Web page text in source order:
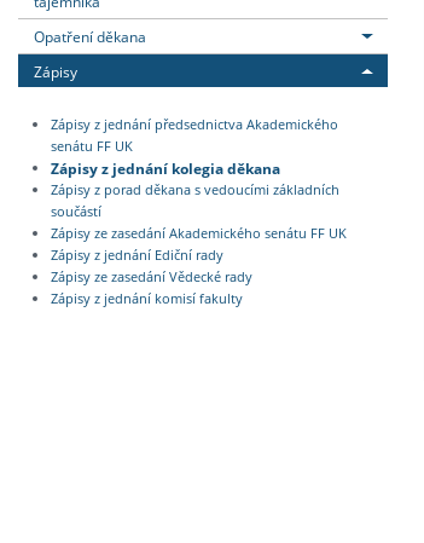
Opatření děkana
Zápisy
Zápisy z jednání předsednictva Akademického
senátu FF UK
Zápisy z jednání kolegia děkana
Zápisy z porad děkana s vedoucími základních
součástí
Zápisy ze zasedání Akademického senátu FF UK
Zápisy z jednání Ediční rady
Zápisy ze zasedání Vědecké rady
Zápisy z jednání komisí fakulty